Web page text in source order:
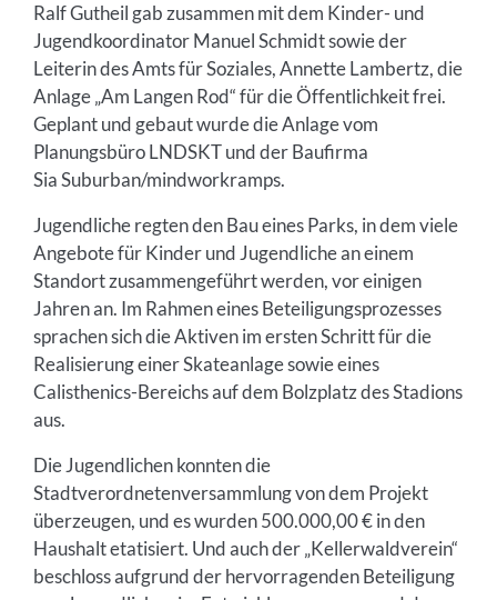
Ralf Gutheil gab zusammen mit dem Kinder- und
Jugendkoordinator Manuel Schmidt sowie der
Leiterin des Amts für Soziales, Annette Lambertz, die
Anlage „Am Langen Rod“ für die Öffentlichkeit frei.
Geplant und gebaut wurde die Anlage vom
Planungsbüro LNDSKT und der Baufirma
Sia Suburban/mindworkramps.
Jugendliche regten den Bau eines Parks, in dem viele
Angebote für Kinder und Jugendliche an einem
Standort zusammengeführt werden, vor einigen
Jahren an. Im Rahmen eines Beteiligungsprozesses
sprachen sich die Aktiven im ersten Schritt für die
Realisierung einer Skateanlage sowie eines
Calisthenics-Bereichs auf dem Bolzplatz des Stadions
aus.
Die Jugendlichen konnten die
Stadtverordnetenversammlung von dem Projekt
überzeugen, und es wurden 500.000,00 € in den
Haushalt etatisiert. Und auch der „Kellerwaldverein“
beschloss aufgrund der hervorragenden Beteiligung